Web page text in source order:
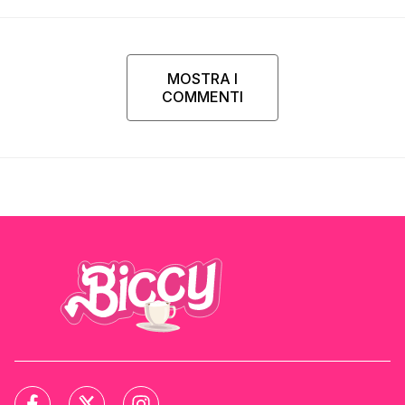
MOSTRA I
COMMENTI